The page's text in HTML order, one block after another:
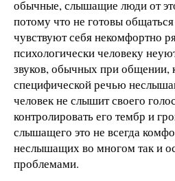
обычные, слышащие люди от
потому что не готовы
чувствуют себя некомфортно
психологически человеку
звуков, обычных при общении,
специфической речью
человек не слышит своего
контролировать его тембр и
слышащего это не всегда
неслышащих во многом так и
проблемами.